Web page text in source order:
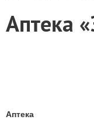
Аптека
Аптека